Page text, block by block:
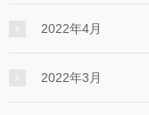
2022年4月
2022年3月